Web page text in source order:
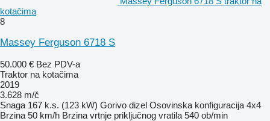
kotačima
8
Massey Ferguson 6718 S
50.000 € Bez PDV-a
Traktor na kotačima
2019
3.628 m/č
Snaga 167 k.s. (123 kW) Gorivo dizel Osovinska konfiguracija 4x4
Brzina 50 km/h Brzina vrtnje priključnog vratila 540 ob/min